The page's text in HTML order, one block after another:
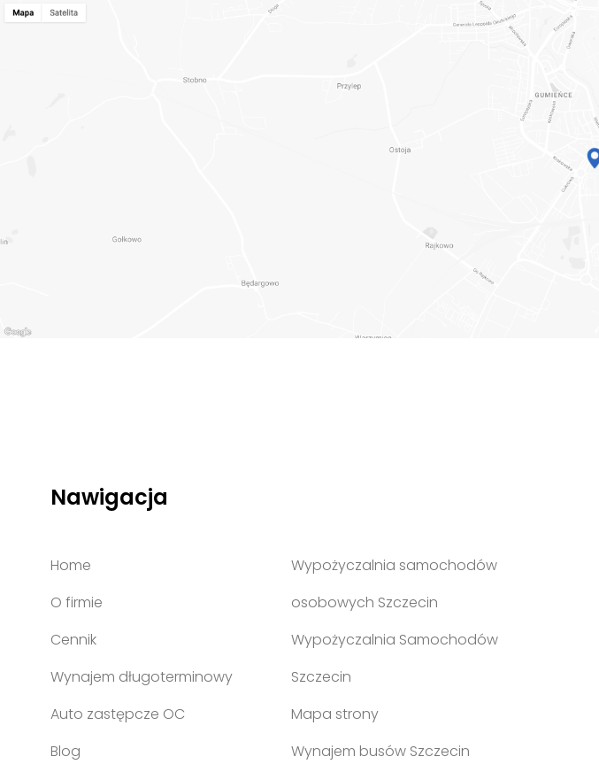
Nawigacja
Home
O firmie
Cennik
Wynajem długoterminowy
Auto zastępcze OC
Blog
Wypożyczalnia samochodów
osobowych Szczecin
Wypożyczalnia Samochodów
Szczecin
Mapa strony
Wynajem busów Szczecin